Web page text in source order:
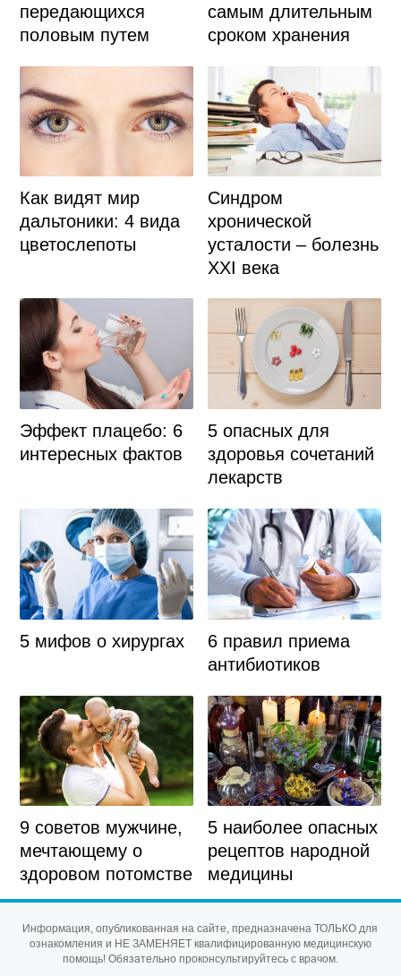
передающихся
половым путем
самым длительным
сроком хранения
Как видят мир
дальтоники: 4 вида
цветослепоты
Синдром
хронической
усталости – болезнь
XXI века
Эффект плацебо: 6
интересных фактов
5 опасных для
здоровья сочетаний
лекарств
5 мифов о хирургах
6 правил приема
антибиотиков
9 советов мужчине,
мечтающему о
здоровом потомстве
5 наиболее опасных
рецептов народной
медицины
Информация, опубликованная на сайте, предназначена ТОЛЬКО для
ознакомления и НЕ ЗАМЕНЯЕТ квалифицированную медицинскую
помощь! Обязательно проконсультируйтесь с врачом.